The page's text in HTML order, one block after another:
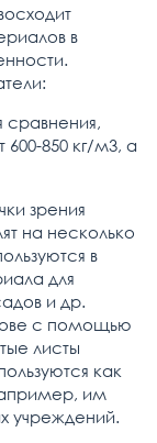
в
сравнения,
600-850 кг/м3, а
зрения
на несколько
в
для
и др.
с помощью
листы
как
им
учреждений.